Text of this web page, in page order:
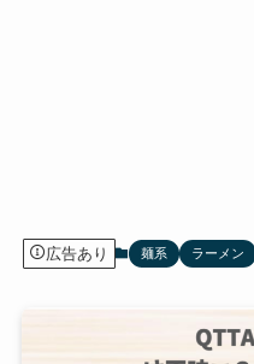
広告あり 麺系 ラーメン